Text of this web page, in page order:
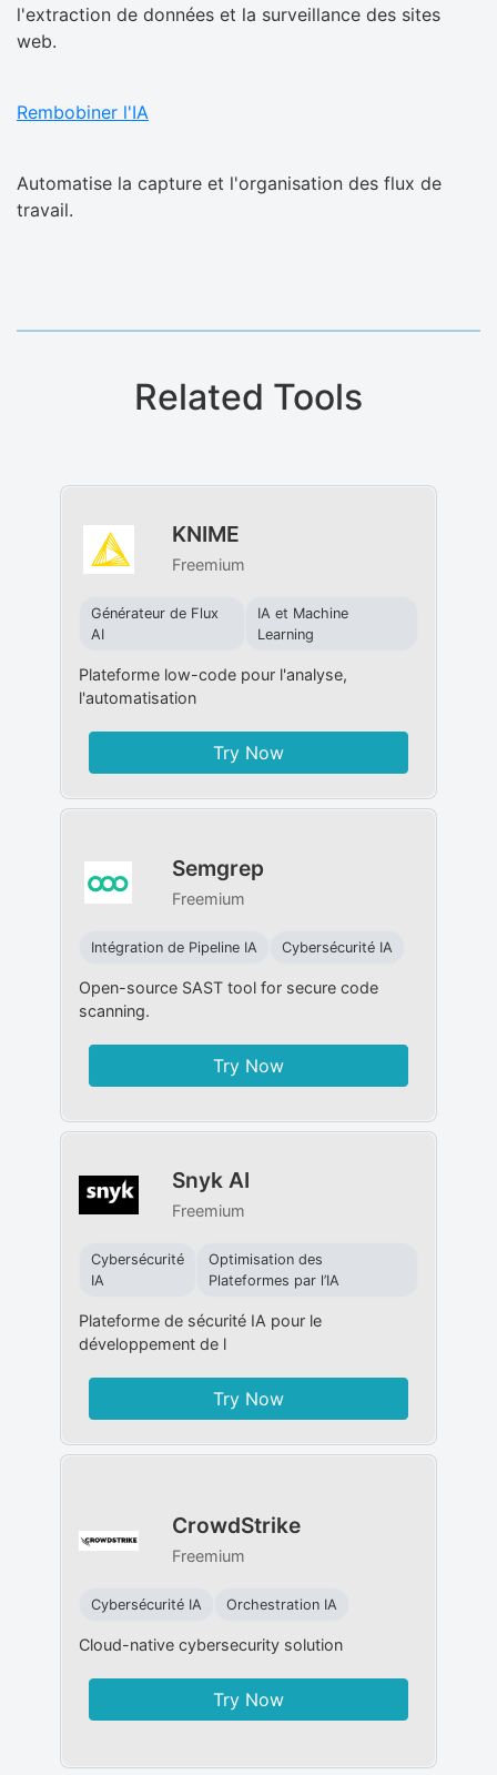
l'extraction de données et la surveillance des sites
web.
Rembobiner l'IA
Automatise la capture et l'organisation des flux de
travail.
Related Tools
KNIME
Freemium
Générateur de Flux
AI
IA et Machine
Learning
Plateforme low-code pour l'analyse,
l'automatisation
Try Now
Semgrep
Freemium
Intégration de Pipeline IA Cybersécurité IA
Open-source SAST tool for secure code
scanning.
Try Now
Snyk AI
Freemium
Cybersécurité
IA
Optimisation des
Plateformes par l’IA
Plateforme de sécurité IA pour le
développement de l
Try Now
CrowdStrike
Freemium
Cybersécurité IA Orchestration IA
Cloud-native cybersecurity solution
Try Now